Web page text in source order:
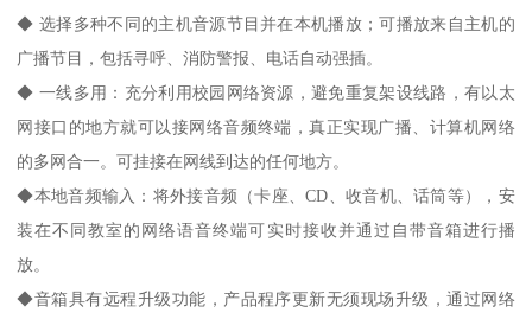
◆ 选择多种不同的主机音源节目并在本机播放；可播放来自主机的
广播节目，包括寻呼、消防警报、电话自动强插。
◆ 一线多用：充分利用校园网络资源，避免重复架设线路，有以太
网接口的地方就可以接网络音频终端，真正实现广播、计算机网络
的多网合一。可挂接在网线到达的任何地方。
◆本地音频输入：将外接音频（卡座、CD、收音机、话筒等），安
装在不同教室的网络语音终端可实时接收并通过自带音箱进行播
放。
◆音箱具有远程升级功能，产品程序更新无须现场升级，通过网络